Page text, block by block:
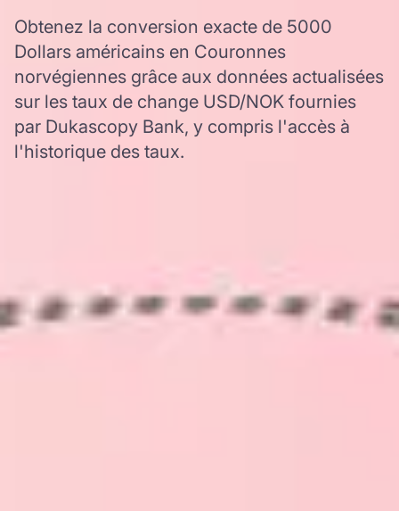
Obtenez la conversion exacte de 5000
Dollars américains en Couronnes
norvégiennes grâce aux données actualisées
sur les taux de change USD/NOK fournies
par Dukascopy Bank, y compris l'accès à
l'historique des taux.